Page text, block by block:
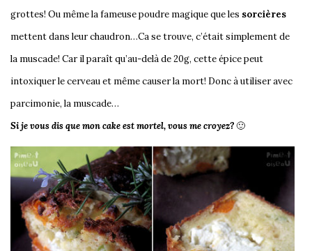
grottes! Ou même la fameuse poudre magique que les sorcières
mettent dans leur chaudron…Ca se trouve, c’était simplement de
la muscade! Car il paraît qu’au-delà de 20g, cette épice peut
intoxiquer le cerveau et même causer la mort! Donc à utiliser avec
parcimonie, la muscade…
Si je vous dis que mon cake est mortel, vous me croyez?🙂